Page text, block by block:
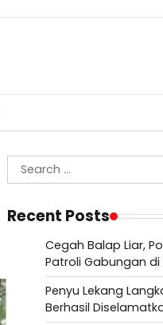
Search
for:
Recent Posts
Cegah Balap Liar,
Patroli Gabungan di
Penyu Lekang
Berhasil